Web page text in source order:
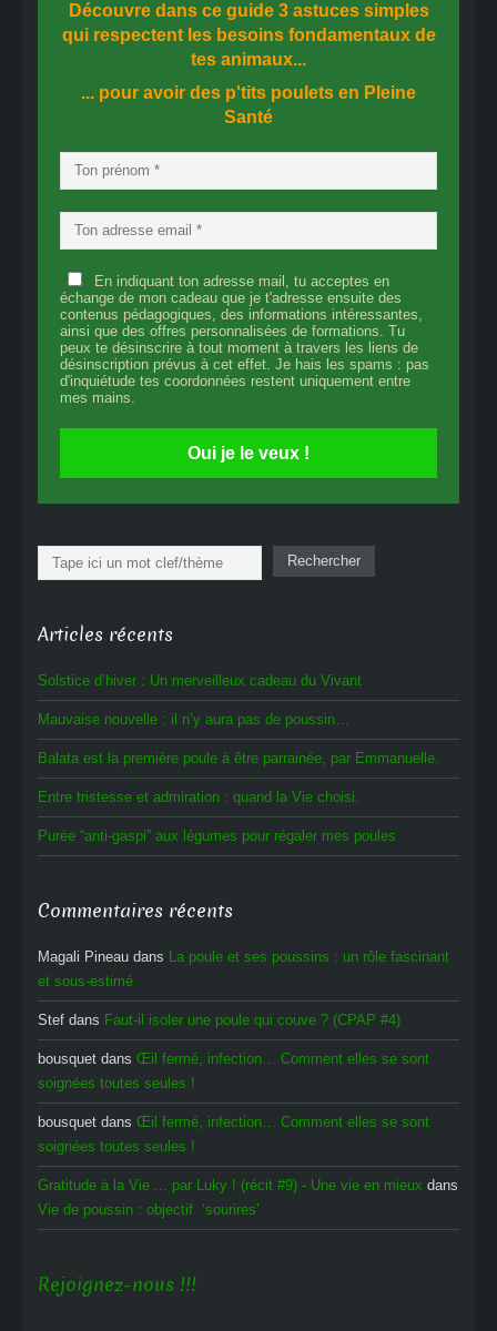
Découvre dans ce guide 3 astuces simples
qui respectent les besoins fondamentaux de
tes animaux...
... pour avoir des p'tits poulets en Pleine
Santé
En indiquant ton adresse mail, tu acceptes en
échange de mon cadeau que je t'adresse ensuite des
contenus pédagogiques, des informations intéressantes,
ainsi que des offres personnalisées de formations. Tu
peux te désinscrire à tout moment à travers les liens de
désinscription prévus à cet effet. Je hais les spams : pas
d'inquiétude tes coordonnées restent uniquement entre
mes mains.
Oui je le veux !
Rechercher Rechercher
Articles récents
Solstice d’hiver : Un merveilleux cadeau du Vivant
Mauvaise nouvelle : il n’y aura pas de poussin…
Balata est la première poule à être parrainée, par Emmanuelle.
Entre tristesse et admiration : quand la Vie choisi.
Purée “anti-gaspi” aux légumes pour régaler mes poules
Commentaires récents
Magali Pineau dans La poule et ses poussins : un rôle fascinant
et sous-estimé
Stef dans Faut-il isoler une poule qui couve ? (CPAP #4)
bousquet dans Œil fermé, infection… Comment elles se sont
soignées toutes seules !
bousquet dans Œil fermé, infection… Comment elles se sont
soignées toutes seules !
Gratitude à la Vie ... par Luky ! (récit #9) - Une vie en mieux dans
Vie de poussin : objectif ‘sourires’
Rejoignez-nous !!!